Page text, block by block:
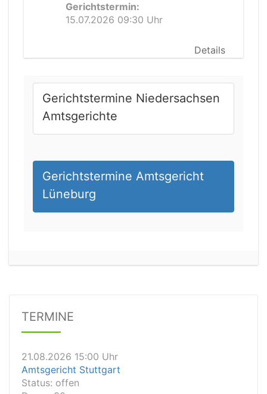
Gerichtstermin:
15.07.2026 09:30 Uhr
Details
Gerichtstermine Niedersachsen
Amtsgerichte
Gerichtstermine Amtsgericht
Lüneburg
TERMINE
Amtsgericht Unna
21.08.2026 15:00 Uhr
Amtsgericht Stuttgart
Dauer: 30
21.08.2026 14:30 Uhr